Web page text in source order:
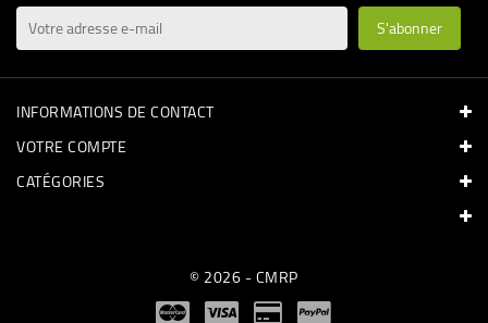
INFORMATIONS DE CONTACT
VOTRE COMPTE
CATÉGORIES
© 2026 - CMRP